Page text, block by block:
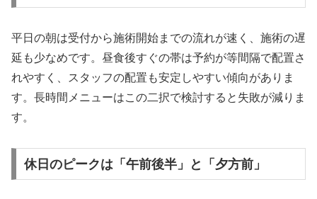
平日の朝は受付から施術開始までの流れが速く、施術の遅
延も少なめです。昼食後すぐの帯は予約が等間隔で配置さ
れやすく、スタッフの配置も安定しやすい傾向がありま
す。長時間メニューはこの二択で検討すると失敗が減りま
す。
休日のピークは「午前後半」と「夕方前」